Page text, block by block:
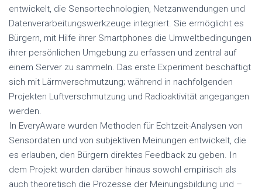
entwickelt, die Sensortechnologien, Netzanwendungen und
Datenverarbeitungswerkzeuge integriert. Sie ermöglicht es
Bürgern, mit Hilfe ihrer Smartphones die Umweltbedingungen
ihrer persönlichen Umgebung zu erfassen und zentral auf
einem Server zu sammeln. Das erste Experiment beschäftigt
sich mit Lärmverschmutzung; während in nachfolgenden
Projekten Luftverschmutzung und Radioaktivität angegangen
werden.
In EveryAware wurden Methoden für Echtzeit-Analysen von
Sensordaten und von subjektiven Meinungen entwickelt, die
es erlauben, den Bürgern direktes Feedback zu geben. In
dem Projekt wurden darüber hinaus sowohl empirisch als
auch theoretisch die Prozesse der Meinungsbildung und –